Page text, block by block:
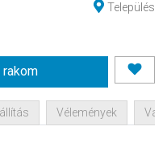
Település
Vélemények